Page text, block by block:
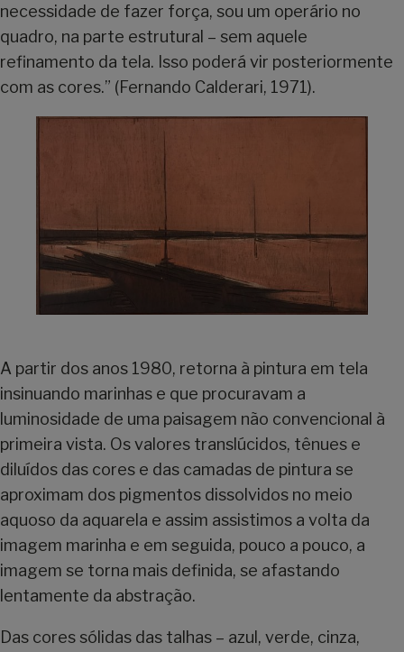
necessidade de fazer força, sou um operário no
quadro, na parte estrutural – sem aquele
refinamento da tela. Isso poderá vir posteriormente
com as cores.” (Fernando Calderari, 1971).
A partir dos anos 1980, retorna à pintura em tela
insinuando marinhas e que procuravam a
luminosidade de uma paisagem não convencional à
primeira vista. Os valores translúcidos, tênues e
diluídos das cores e das camadas de pintura se
aproximam dos pigmentos dissolvidos no meio
aquoso da aquarela e assim assistimos a volta da
imagem marinha e em seguida, pouco a pouco, a
imagem se torna mais definida, se afastando
lentamente da abstração.
Das cores sólidas das talhas – azul, verde, cinza,